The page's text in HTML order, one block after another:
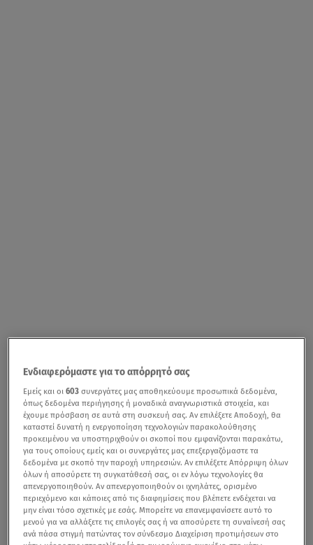
Ενδιαφερόμαστε για το απόρρητό σας
Εμείς και οι603 συνεργάτες μας αποθηκεύουμε προσωπικά δεδομένα,
όπως δεδομένα περιήγησης ή μοναδικά αναγνωριστικά στοιχεία, και
έχουμε πρόσβαση σε αυτά στη συσκευή σας. Αν επιλέξετε Αποδοχή, θα
καταστεί δυνατή η ενεργοποίηση τεχνολογιών παρακολούθησης
προκειμένου να υποστηριχθούν οι σκοποί που εμφανίζονται παρακάτω,
για τους οποίους εμείς και οι συνεργάτες μας επεξεργαζόμαστε τα
δεδομένα με σκοπό την παροχή υπηρεσιών. Αν επιλέξετε Απόρριψη όλων
όλων ή αποσύρετε τη συγκατάθεσή σας, οι εν λόγω τεχνολογίες θα
απενεργοποιηθούν. Αν απενεργοποιηθούν οι ιχνηλάτες, ορισμένο
περιεχόμενο και κάποιες από τις διαφημίσεις που βλέπετε ενδέχεται να
μην είναι τόσο σχετικές με εσάς. Μπορείτε να επανεμφανίσετε αυτό το
μενού για να αλλάξετε τις επιλογές σας ή να αποσύρετε τη συναίνεσή σας
ανά πάσα στιγμή πατώντας τον σύνδεσμο Διαχείριση προτιμήσεων στο